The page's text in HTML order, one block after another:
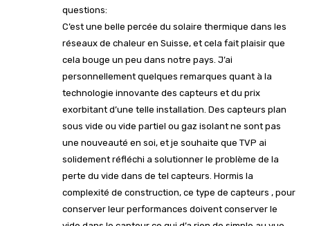
questions:
C’est une belle percée du solaire thermique dans les
réseaux de chaleur en Suisse, et cela fait plaisir que
cela bouge un peu dans notre pays. J’ai
personnellement quelques remarques quant à la
technologie innovante des capteurs et du prix
exorbitant d’une telle installation. Des capteurs plan
sous vide ou vide partiel ou gaz isolant ne sont pas
une nouveauté en soi, et je souhaite que TVP ai
solidement réfléchi a solutionner le problème de la
perte du vide dans de tel capteurs. Hormis la
complexité de construction, ce type de capteurs , pour
conserver leur performances doivent conserver le